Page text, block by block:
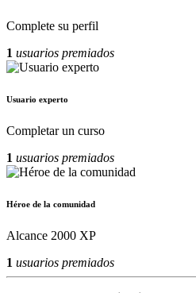
Complete su perfil
1 usuarios premiados
Usuario experto
Completar un curso
1 usuarios premiados
Héroe de la comunidad
Alcance 2000 XP
1 usuarios premiados